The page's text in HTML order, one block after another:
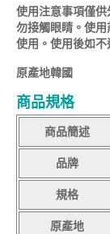
使用注意事項僅
勿接觸眼睛。使
使用。使用後如不
原產地韓國
商品規格
商品簡述
品牌
規格
原產地